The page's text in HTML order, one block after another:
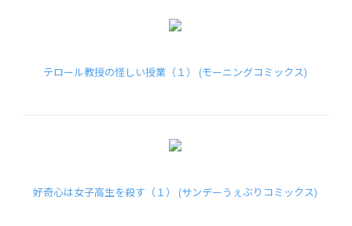
テロール教授の怪しい授業（１） (モーニングコミックス)
好奇心は女子高生を殺す（１） (サンデーうぇぶりコミックス)